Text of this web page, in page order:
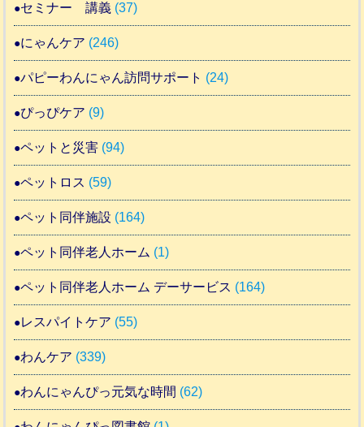
セミナー 講義 (37)
にゃんケア (246)
パピーわんにゃん訪問サポート (24)
ぴっぴケア (9)
ペットと災害 (94)
ペットロス (59)
ペット同伴施設 (164)
ペット同伴老人ホーム (1)
ペット同伴老人ホーム デーサービス (164)
レスパイトケア (55)
わんケア (339)
わんにゃんぴっ元気な時間 (62)